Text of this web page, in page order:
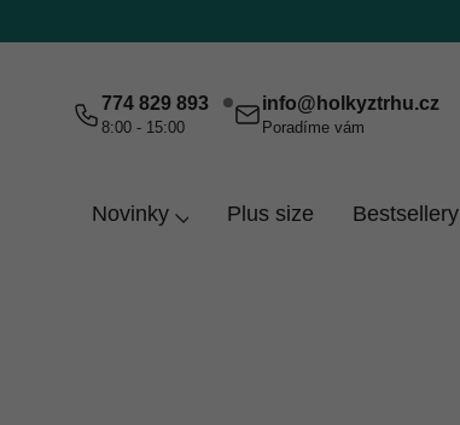
na
774 829 893
8:00 - 15:00
info@ holkyztrhu.cz
Poradíme vám
Novinky Plus size Bestsellery